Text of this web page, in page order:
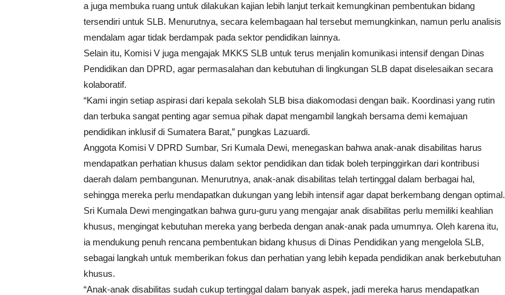
a juga membuka ruang untuk dilakukan kajian lebih lanjut terkait kemungkinan pembentukan bidang
tersendiri untuk SLB. Menurutnya, secara kelembagaan hal tersebut memungkinkan, namun perlu analisis
mendalam agar tidak berdampak pada sektor pendidikan lainnya.
Selain itu, Komisi V juga mengajak MKKS SLB untuk terus menjalin komunikasi intensif dengan Dinas
Pendidikan dan DPRD, agar permasalahan dan kebutuhan di lingkungan SLB dapat diselesaikan secara
kolaboratif.
“Kami ingin setiap aspirasi dari kepala sekolah SLB bisa diakomodasi dengan baik. Koordinasi yang rutin
dan terbuka sangat penting agar semua pihak dapat mengambil langkah bersama demi kemajuan
pendidikan inklusif di Sumatera Barat,” pungkas Lazuardi.
Anggota Komisi V DPRD Sumbar, Sri Kumala Dewi, menegaskan bahwa anak-anak disabilitas harus
mendapatkan perhatian khusus dalam sektor pendidikan dan tidak boleh terpinggirkan dari kontribusi
daerah dalam pembangunan. Menurutnya, anak-anak disabilitas telah tertinggal dalam berbagai hal,
sehingga mereka perlu mendapatkan dukungan yang lebih intensif agar dapat berkembang dengan optimal.
Sri Kumala Dewi mengingatkan bahwa guru-guru yang mengajar anak disabilitas perlu memiliki keahlian
khusus, mengingat kebutuhan mereka yang berbeda dengan anak-anak pada umumnya. Oleh karena itu,
ia mendukung penuh rencana pembentukan bidang khusus di Dinas Pendidikan yang mengelola SLB,
sebagai langkah untuk memberikan fokus dan perhatian yang lebih kepada pendidikan anak berkebutuhan
khusus.
“Anak-anak disabilitas sudah cukup tertinggal dalam banyak aspek, jadi mereka harus mendapatkan